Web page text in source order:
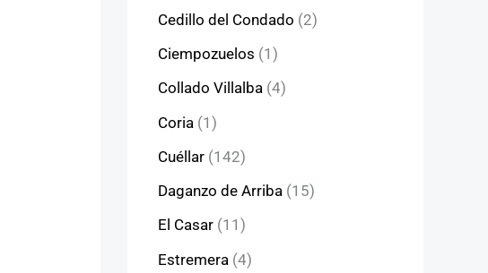
Cedillo del Condado (2)
Ciempozuelos (1)
Collado Villalba (4)
Coria (1)
Cuéllar (142)
Daganzo de Arriba (15)
El Casar (11)
Estremera (4)